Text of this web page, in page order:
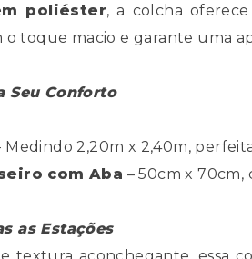
poliéster, a colcha
o toque macio e garante uma
Seu Conforto
Medindo 2,20m x 2,40m,
com Aba – 50cm x
as Estações